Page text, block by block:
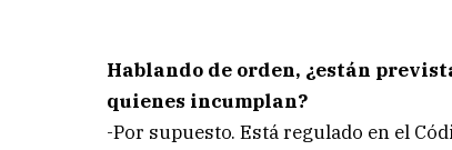
Hablando de orden, ¿están
quienes incumplan?
-Por supuesto. Está regulado en el